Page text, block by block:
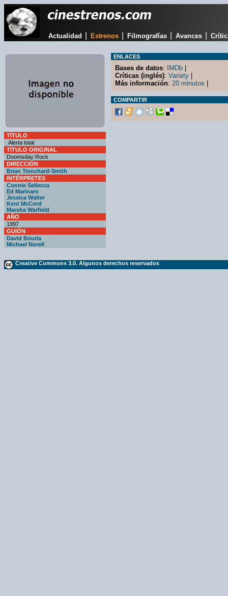
Actualidad Estrenos Filmografías Avances
TÍTULO
Alerta total
TÍTULO ORIGINAL
Doomsday Rock
DIRECCIÓN
Brian Trenchard-Smith
INTÉRPRETES
Connie Sellecca
Ed Marinaro
Jessica Walter
Kent McCord
Marsha Warfield
AÑO
1997
GUIÓN
David Bourla
Michael Norell
ENLACES
Bases de datos: IMDb
Críticas (inglés): Variety
Más información: 20 minutos
COMPARTIR
Creative Commons 3.0. Algunos derechos reservados